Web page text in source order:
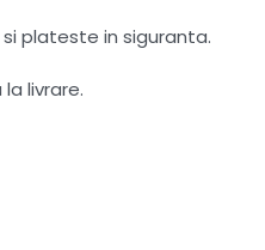
plateste in siguranta.
livrare.